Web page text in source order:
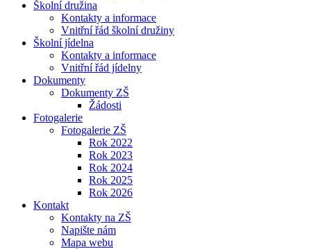
Školní družina
Kontakty a informace
Vnitřní řád školní družiny
Školní jídelna
Kontakty a informace
Vnitřní řád jídelny
Dokumenty
Dokumenty ZŠ
Žádosti
Fotogalerie
Fotogalerie ZŠ
Rok 2022
Rok 2023
Rok 2024
Rok 2025
Rok 2026
Kontakt
Kontakty na ZŠ
Napište nám
Mapa webu